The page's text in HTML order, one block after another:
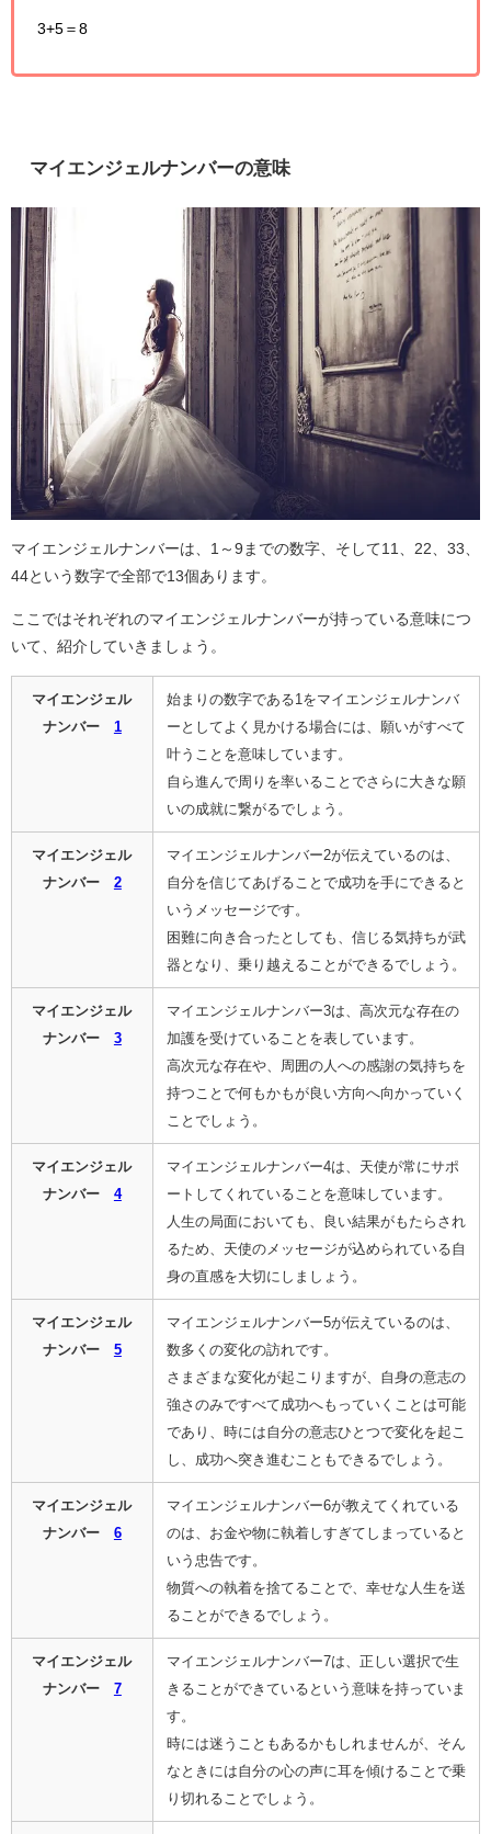
3+5＝8
マイエンジェルナンバーの意味
マイエンジェルナンバーは、1～9までの数字、そして11、22、33、
44という数字で全部で13個あります。
ここではそれぞれのマイエンジェルナンバーが持っている意味につ
いて、紹介していきましょう。
マイエンジェル
ナンバー 1
始まりの数字である1をマイエンジェルナンバ
ーとしてよく見かける場合には、願いがすべて
叶うことを意味しています。
自ら進んで周りを率いることでさらに大きな願
いの成就に繋がるでしょう。
マイエンジェル
ナンバー 2
マイエンジェルナンバー2が伝えているのは、
自分を信じてあげることで成功を手にできると
いうメッセージです。
困難に向き合ったとしても、信じる気持ちが武
器となり、乗り越えることができるでしょう。
マイエンジェル
ナンバー 3
マイエンジェルナンバー3は、高次元な存在の
加護を受けていることを表しています。
高次元な存在や、周囲の人への感謝の気持ちを
持つことで何もかもが良い方向へ向かっていく
ことでしょう。
マイエンジェル
ナンバー 4
マイエンジェルナンバー4は、天使が常にサポ
ートしてくれていることを意味しています。
人生の局面においても、良い結果がもたらされ
るため、天使のメッセージが込められている自
身の直感を大切にしましょう。
マイエンジェル
ナンバー 5
マイエンジェルナンバー5が伝えているのは、
数多くの変化の訪れです。
さまざまな変化が起こりますが、自身の意志の
強さのみですべて成功へもっていくことは可能
であり、時には自分の意志ひとつで変化を起こ
し、成功へ突き進むこともできるでしょう。
マイエンジェル
ナンバー 6
マイエンジェルナンバー6が教えてくれている
のは、お金や物に執着しすぎてしまっていると
いう忠告です。
物質への執着を捨てることで、幸せな人生を送
ることができるでしょう。
マイエンジェル
ナンバー 7
マイエンジェルナンバー7は、正しい選択で生
きることができているという意味を持っていま
す。
時には迷うこともあるかもしれませんが、そん
なときには自分の心の声に耳を傾けることで乗
り切れることでしょう。